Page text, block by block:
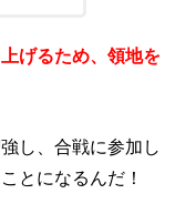
げるため、領地を
し、合戦に参加し
とになるんだ！